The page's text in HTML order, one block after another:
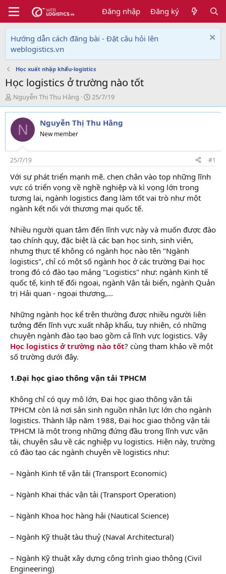
Đăng nhập Đăng ký
Hướng dẫn cách đăng bài - Đặt câu hỏi lên
weblogistics.vn
Học xuất nhập khẩu-logistics
Học logistics ở trường nào tốt
T
h
r
e
d
s
t
a
r
t
e
r
Nguyễn Thị Thu Hằng
N
g
à
y
i
25/7/19
N Nguyễn Thị Thu Hằng
New member
25/7/19 #1
Với sự phát triển mạnh mẽ. chen chân vào top những lĩnh
vực có triển vọng về nghề nghiệp và kì vọng lớn trong
tương lai, ngành logistics đang làm tốt vai trò như một
ngành kết nối với thương mại quốc tế.
Nhiều người quan tâm đến lĩnh vực này và muốn được đào
tạo chính quy, đặc biệt là các bạn học sinh, sinh viên,
nhưng thực tế không có ngành học nào tên "Ngành
logistics", chỉ có một số ngành học ở các trường Đại học
trong đó có đào tạo mảng "Logistics" như: ngành Kinh tế
quốc tế, kinh tế đối ngoại, ngành Vận tải biển, ngành Quản
trị Hải quan - ngoại thương,...
Những ngành học kể trên thường được nhiều người liên
tưởng đến lĩnh vực xuất nhập khẩu, tuy nhiên, có những
chuyên ngành đào tạo bao gồm cả lĩnh vực logistics. Vậy
Học logistics ở trường nào tốt? cùng tham khảo về một
số trường dưới đây.
1.Đại học giao thông vận tải TPHCM
Không chỉ có quy mô lớn, Đại học giao thông vận tải
TPHCM còn là nơi sản sinh nguồn nhân lực lớn cho ngành
logistics. Thành lập năm 1988, Đại học giao thông vận tải
TPHCM là một trong những đứng đầu trong lĩnh vực vận
tải, chuyên sâu về các nghiệp vụ logistics. Hiện này, trường
có đào tạo các ngành chuyên về logistics như:
– Ngành Kinh tế vận tải (Transport Economic)
– Ngành Khai thác vận tải (Transport Operation)
– Ngành Khoa học hàng hải (Nautical Science)
– Ngành Kỹ thuật tàu thuỷ (Naval Architectural)
– Ngành Kỹ thuật xây dựng công trình giao thông (Civil
Engineering)